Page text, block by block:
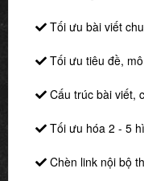
Tối ưu bài viết
Tối ưu tiêu đề,
Cấu trúc bài viết,
Tối ưu hóa 2 - 5
Chèn link nội bộ